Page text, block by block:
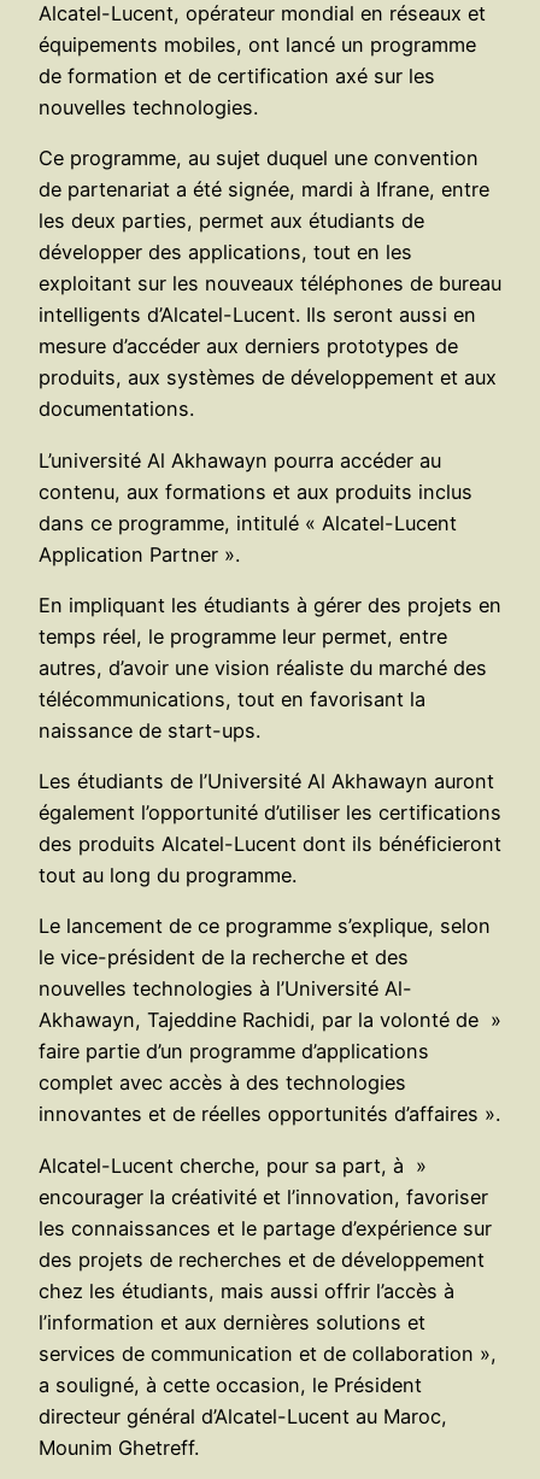
Alcatel-Lucent, opérateur mondial en réseaux et
équipements mobiles, ont lancé un programme
de formation et de certification axé sur les
nouvelles technologies.
Ce programme, au sujet duquel une convention
de partenariat a été signée, mardi à Ifrane, entre
les deux parties, permet aux étudiants de
développer des applications, tout en les
exploitant sur les nouveaux téléphones de bureau
intelligents d’Alcatel-Lucent. Ils seront aussi en
mesure d’accéder aux derniers prototypes de
produits, aux systèmes de développement et aux
documentations.
L’université Al Akhawayn pourra accéder au
contenu, aux formations et aux produits inclus
dans ce programme, intitulé « Alcatel-Lucent
Application Partner ».
En impliquant les étudiants à gérer des projets en
temps réel, le programme leur permet, entre
autres, d’avoir une vision réaliste du marché des
télécommunications, tout en favorisant la
naissance de start-ups.
Les étudiants de l’Université Al Akhawayn auront
également l’opportunité d’utiliser les certifications
des produits Alcatel-Lucent dont ils bénéficieront
tout au long du programme.
Le lancement de ce programme s’explique, selon
le vice-président de la recherche et des
nouvelles technologies à l’Université Al-
Akhawayn, Tajeddine Rachidi, par la volonté de »
faire partie d’un programme d’applications
complet avec accès à des technologies
innovantes et de réelles opportunités d’affaires ».
Alcatel-Lucent cherche, pour sa part, à »
encourager la créativité et l’innovation, favoriser
les connaissances et le partage d’expérience sur
des projets de recherches et de développement
chez les étudiants, mais aussi offrir l’accès à
l’information et aux dernières solutions et
services de communication et de collaboration »,
a souligné, à cette occasion, le Président
directeur général d’Alcatel-Lucent au Maroc,
Mounim Ghetreff.